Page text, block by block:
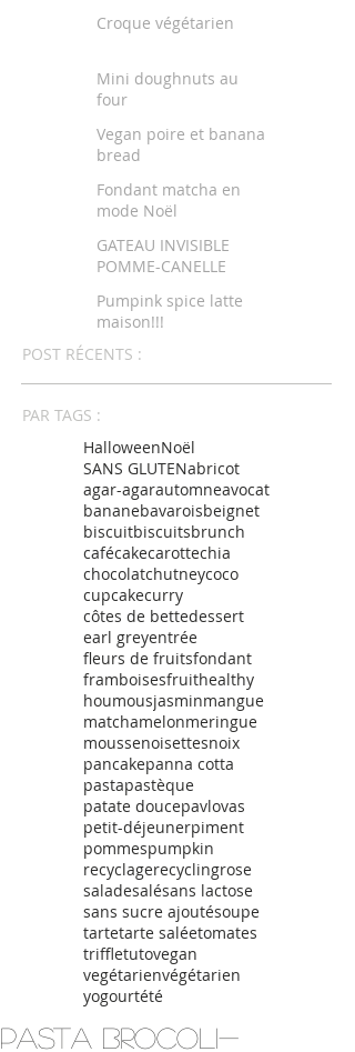
Croque végétarien
Mini doughnuts au
four
Vegan poire et banana
bread
Fondant matcha en
mode Noël
GATEAU INVISIBLE
POMME-CANELLE
Pumpink spice latte
maison!!!
POST RÉCENTS :
PAR TAGS :
HalloweenNoël
SANS GLUTENabricot
agar-agarautomneavocat
bananebavaroisbeignet
biscuitbiscuitsbrunch
cafécakecarottechia
chocolatchutneycoco
cupcakecurry
côtes de bettedessert
earl greyentrée
fleurs de fruitsfondant
framboisesfruithealthy
houmousjasminmangue
matchamelonmeringue
moussenoisettesnoix
pancakepanna cotta
pastapastèque
patate doucepavlovas
petit-déjeunerpiment
pommespumpkin
recyclagerecyclingrose
saladesalésans lactose
sans sucre ajoutésoupe
tartetarte saléetomates
triffletutovegan
vegétarienvégétarien
yogourtété
Pasta brocoli-